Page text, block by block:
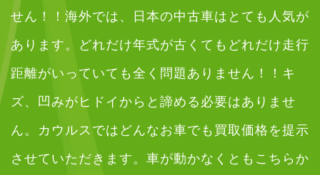
せん！！海外では、日本の中古車はとても人気が
あります。どれだけ年式が古くてもどれだけ走行
距離がいっていても全く問題ありません！！キ
ズ、凹みがヒドイからと諦める必要はありませ
ん。カウルスではどんなお車でも買取価格を提示
させていただきます。車が動かなくともこちらか